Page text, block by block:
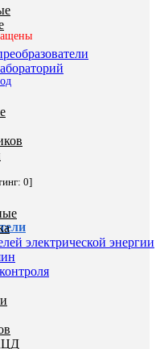
электрической энергии
0]